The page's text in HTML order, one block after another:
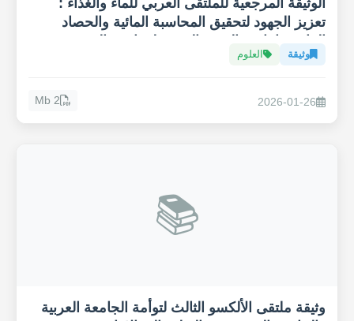
الوثيقة المرجعية للملتقى العربي للماء والغذاء :
تعزيز الجهود لتحقيق المحاسبة المائية والحصاد
المناخي
وثيقة العلوم
2026-01-26
2 Mb
📚
وثيقة ملتقى الألكسو الثالث لتوأمة الجامعة العربية